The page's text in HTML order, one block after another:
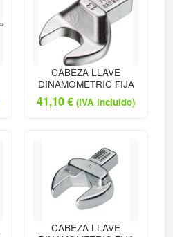
CABEZA LLAVE
DINAMOMETRIC FIJA
41,10€ (IVA incluido)
CABEZA LLAVE